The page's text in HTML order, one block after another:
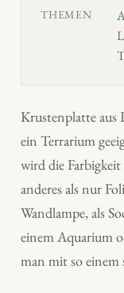
THEMEN
Krustenplatte aus
ein Terrarium
wird die Farbigkeit
anderes als nur
Wandlampe, als
einem Aquarium
man mit so einem